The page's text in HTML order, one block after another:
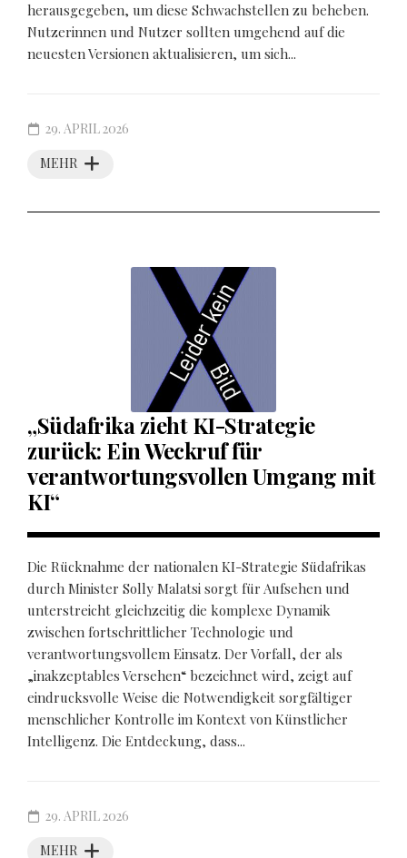
herausgegeben, um diese Schwachstellen zu beheben.
Nutzerinnen und Nutzer sollten umgehend auf die
neuesten Versionen aktualisieren, um sich...
MEHR
29. APRIL 2026
„Südafrika zieht KI-Strategie
zurück: Ein Weckruf für
verantwortungsvollen Umgang mit
KI“
Die Rücknahme der nationalen KI-Strategie Südafrikas
durch Minister Solly Malatsi sorgt für Aufsehen und
unterstreicht gleichzeitig die komplexe Dynamik
zwischen fortschrittlicher Technologie und
verantwortungsvollem Einsatz. Der Vorfall, der als
„inakzeptables Versehen“ bezeichnet wird, zeigt auf
eindrucksvolle Weise die Notwendigkeit sorgfältiger
menschlicher Kontrolle im Kontext von Künstlicher
Intelligenz. Die Entdeckung, dass...
MEHR
29. APRIL 2026